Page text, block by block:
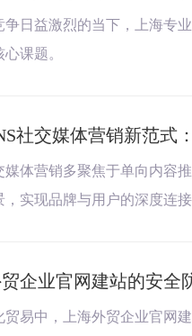
争日益激烈的当下，上海专
课题。
社交媒体营销新范
媒体营销多聚焦于单向内容
，实现品牌与用户的深度连接
贸企业官网建站的安全
贸易中，上海外贸企业官网